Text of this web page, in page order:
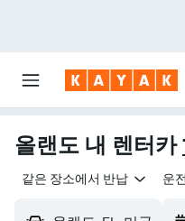
올랜도 내 렌터카
같은 장소에서 반납 운